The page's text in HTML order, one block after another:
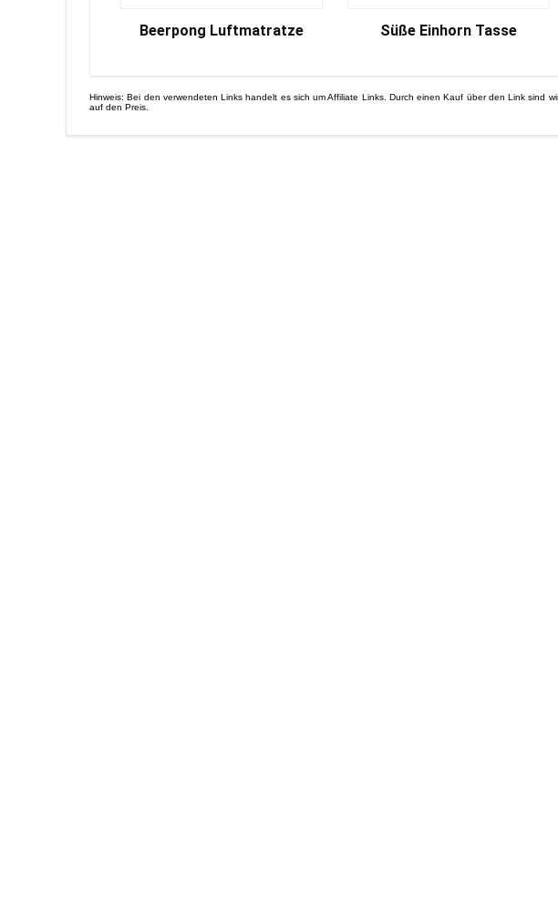
Beerpong Luftmatratze Süße Einhorn Tasse
Hinweis: Bei den verwendeten Links handelt es sich um Affiliate Links. Durch einen Kauf über den Link sind
auf den Preis.